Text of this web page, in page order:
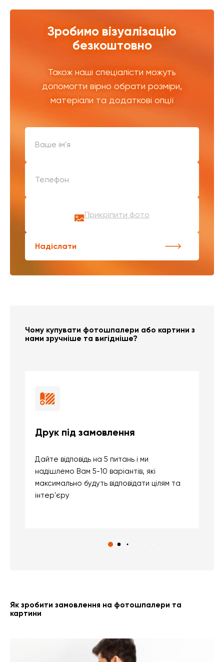
Зробимо візуалізацію
безкоштовно
Також наші спеціалісти можуть
допомогти вірно обрати розміри,
матеріали та додаткові опції
Прикріпити фото
Надіслати
Чому купувати фотошпалери або картини з
нами зручніше та вигідніше?
Друк під замовлення
Дайте відповідь на 5 питань і ми
надішлемо Вам 5-10 варіантів, які
максимально будуть відповідати цілям та
інтер'єру
Як зробити замовлення на фотошпалери та
картини